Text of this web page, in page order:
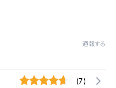
通報する
(7)